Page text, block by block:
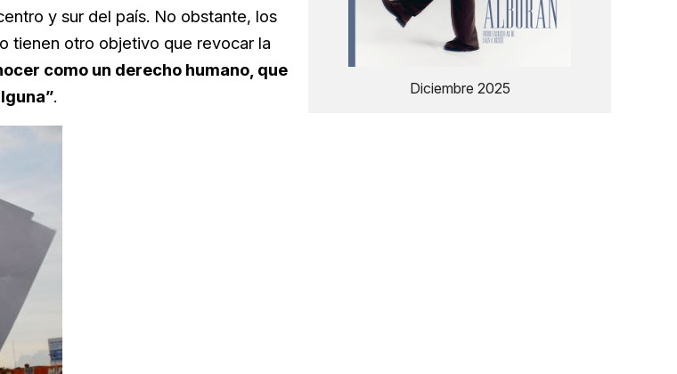
y sur del país. No obstante, los
tienen otro objetivo que revocar la
como un derecho humano, que
. Diciembre 2025